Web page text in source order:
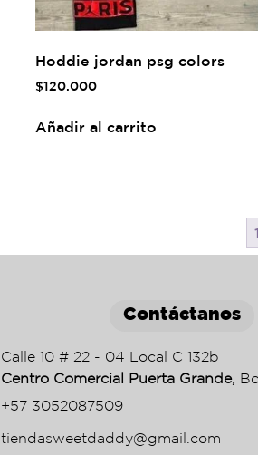
Hoddie jordan psg colors
$120.000
Añadir al carrito
1
Contáctanos
Calle 10 # 22 - 04 Local C 132b
Centro Comercial Puerta Grande,
+57 3052087509
tiendasweetdaddy@gmail.com